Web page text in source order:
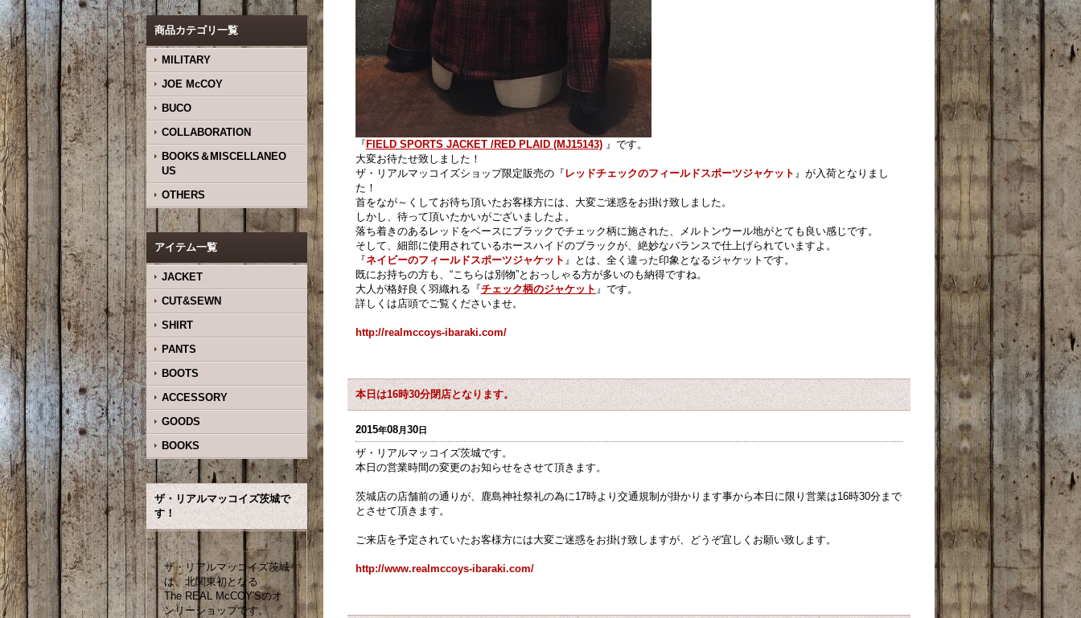
商品カテゴリ一覧
MILITARY
JOE McCOY
BUCO
COLLABORATION
BOOKS＆MISCELLANEO
US
OTHERS
アイテム一覧
JACKET
CUT&SEWN
SHIRT
PANTS
BOOTS
ACCESSORY
GOODS
BOOKS
ザ・リアルマッコイズ茨城で
す！
ザ・リアルマッコイズ茨城
は、北関東初となる
The REAL McCOY'Sのオ
ンリーショップです。
『 FIELD SPORTS JACKET /RED PLAID (MJ15143) 』です。
大変お待たせ致しました！
ザ・リアルマッコイズショップ限定販売の『 レッドチェックのフィールドスポーツジャケット 』が入荷となりまし
た！
首をなが～くしてお待ち頂いたお客様方には、大変ご迷惑をお掛け致しました。
しかし、待って頂いたかいがございましたよ。
落ち着きのあるレッドをベースにブラックでチェック柄に施された、メルトンウール地がとても良い感じです。
そして、細部に使用されているホースハイドのブラックが、絶妙なバランスで仕上げられていますよ。
『ネイビーのフィールドスポーツジャケット 』とは、全く違った印象となるジャケットです。
既にお持ちの方も、“こちらは別物”とおっしゃる方が多いのも納得ですね。
大人が格好良く羽織れる『チェック柄のジャケット 』です。
詳しくは店頭でご覧くださいませ。
http://realmccoys-ibaraki.com/
本日は16時30分閉店となります。
2015年08月30日
ザ・リアルマッコイズ茨城です。
本日の営業時間の変更のお知らせをさせて頂きます。
茨城店の店舗前の通りが、鹿島神社祭礼の為に17時より交通規制が掛かります事から本日に限り営業は16時30分まで
とさせて頂きます。
ご来店を予定されていたお客様方には大変ご迷惑をお掛け致しますが、どうぞ宜しくお願い致します。
http://www.realmccoys-ibaraki.com/